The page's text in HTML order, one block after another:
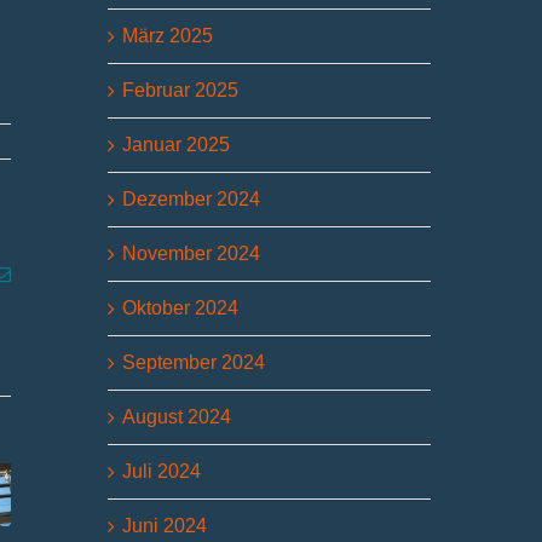
E-
März 2025
Februar 2025
Januar 2025
Dezember 2024
November 2024
Oktober 2024
September 2024
August 2024
Juli 2024
Juni 2024